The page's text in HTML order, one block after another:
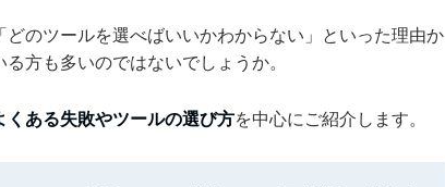
のツールを選べばいいかわからない」といった理由か
方も多いのではないでしょうか。
くある失敗やツールの選び方を中心にご紹介します。